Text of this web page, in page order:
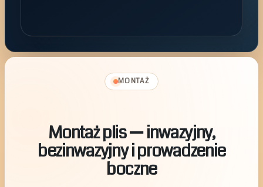
MONTAŻ
Montaż plis — inwazyjny,
bezinwazyjny i prowadzenie
boczne